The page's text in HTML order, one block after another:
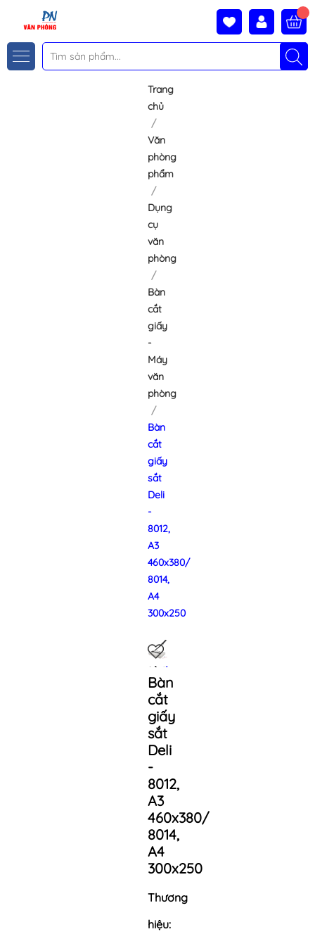
Trang
chủ
Văn
phòng
phẩm
Dụng
cụ
văn
phòng
Bàn
cắt
giấy
-
Máy
văn
phòng
Bàn
cắt
giấy
sắt
Deli
-
8012,
A3
460x380/
8014,
A4
300x250
Bàn
cắt
giấy
sắt
Deli
-
8012,
A3
460x380/
8014,
A4
300x250
Thương
hiệu: